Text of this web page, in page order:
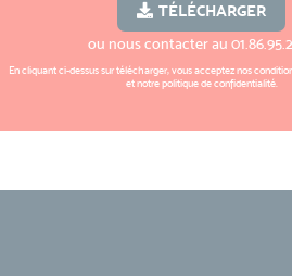
TÉLÉCHARGER
ou nous contacter au
En cliquant ci-dessus sur télécharger, vous acceptez nos
et notrepolitique de confidentialité.